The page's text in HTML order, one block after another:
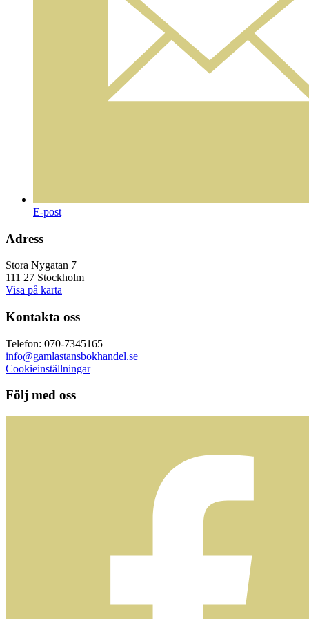
E-post
Adress
Stora Nygatan 7
111 27 Stockholm
Visa på karta
Kontakta oss
Telefon: 070-7345165
info@gamlastansbokhandel.se
Cookieinställningar
Följ med oss